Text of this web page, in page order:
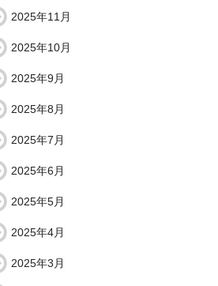
2025年11月
2025年10月
2025年9月
2025年8月
2025年7月
2025年6月
2025年5月
2025年4月
2025年3月